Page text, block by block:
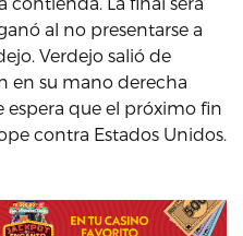
al no presentarse a
Verdejo salió de
en su mano derecha
espera que el próximo fin
contra Estados Unidos.